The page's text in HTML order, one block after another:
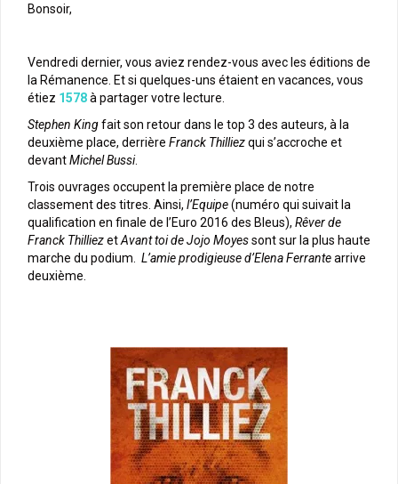
Bonsoir,
Vendredi dernier, vous aviez rendez-vous avec les éditions de
la Rémanence. Et si quelques-uns étaient en vacances, vous
étiez 1578à partager votre lecture.
Stephen Kingfait son retour dans le top 3 des auteurs, à la
deuxième place, derrière Franck Thilliezqui s’accroche et
devantMichel Bussi.
Trois ouvrages occupent la première place de notre
classement des titres. Ainsi, l’Equipe(numéro qui suivait la
qualification en finale de l’Euro 2016 des Bleus), Rêver de
Franck ThilliezetAvant toi de Jojo Moyessont sur la plus haute
marche du podium. L’amie prodigieuse d’Elena Ferrantearrive
deuxième.